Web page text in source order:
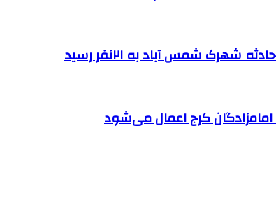
شمس آباد به ۲۱نفر رسید
کرج اعمال می‌شود